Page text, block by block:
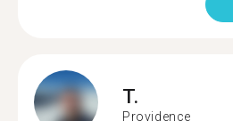
T.
Providence